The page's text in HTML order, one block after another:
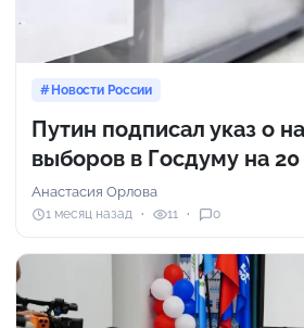
Новости России
Путин подписал указ о
выборов в Госдуму на 20
Анастасия Орлова
1 месяц назад 11 0